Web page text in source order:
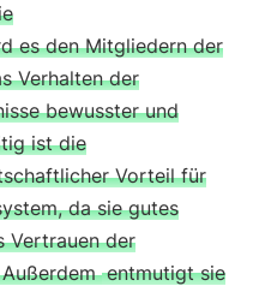
es den Mitgliedern der
Verhalten der
bewusster und
ist die
Vorteil für
da sie gutes
Vertrauen der
entmutigt sie